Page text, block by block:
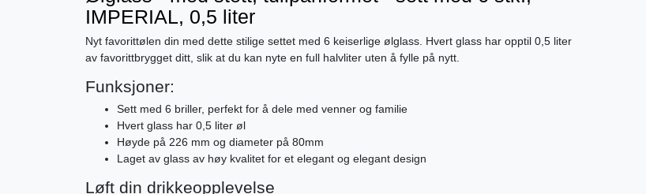
IMPERIAL, 0,5 liter
Nyt favorittølen din med dette stilige settet med 6 keiserlige ølglass. Hvert glass har opptil 0,5 liter
av favorittbrygget ditt, slik at du kan nyte en full halvliter uten å fylle på nytt.
Funksjoner:
Sett med 6 briller, perfekt for å dele med venner og familie
Hvert glass har 0,5 liter øl
Høyde på 226 mm og diameter på 80mm
Laget av glass av høy kvalitet for et elegant og elegant design
Løft din drikkeopplevelse